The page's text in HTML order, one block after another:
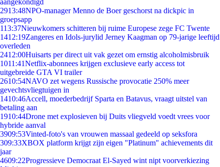
aangekondigd
2913:48NPO-manager Menno de Boer geschorst na dickpic in
groepsapp
113:37Nieuwkomers schitteren bij ruime Europese zege FC Twente
1412:19Zangeres en Idols-jurylid Jerney Kaagman op 79-jarige leeftijd
overleden
2412:00Huisarts per direct uit vak gezet om ernstig alcoholmisbruik
1011:41Netflix-abonnees krijgen exclusieve early access tot
uitgebreide GTA VI trailer
2610:54NAVO zet wegens Russische provocatie 250% meer
gevechtsvliegtuigen in
1410:46Accell, moederbedrijf Sparta en Batavus, vraagt uitstel van
betaling aan
1910:44Drone met explosieven bij Duits vliegveld voedt vrees voor
hybride aanval
3909:53Vinted-foto's van vrouwen massaal gedeeld op seksfora
309:33XBOX platform krijgt zijn eigen "Platinum" achievements dit
jaar
4609:22Progressieve Democraat El-Sayed wint nipt voorverkiezing